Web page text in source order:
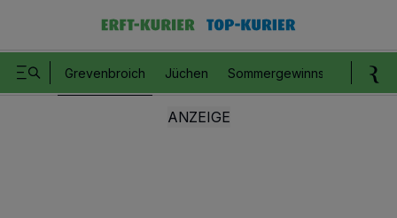
Grevenbroich Jüchen Sommergewinnspiel